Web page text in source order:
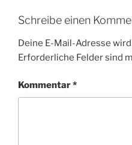
Schreibe einen
Deine E-Mail-Adresse
Erforderliche Felder sind
Kommentar*